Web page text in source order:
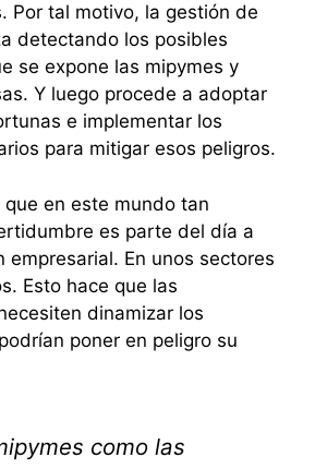
Por tal motivo, la gestión de
detectando los posibles
se expone las mipymes y
Y luego procede a adoptar
e implementar los
para mitigar esos peligros.
en este mundo tan
es parte del día a
empresarial. En unos sectores
Esto hace que las
dinamizar los
poner en peligro su
como las